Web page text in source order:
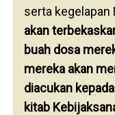
serta kegelapan
akan
buah dosa
mereka akan
diacukan
kitab